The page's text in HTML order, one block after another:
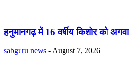
हनुमानगढ़ में 16 वर्षीय किशोर को
sabguru news - August 7, 2026